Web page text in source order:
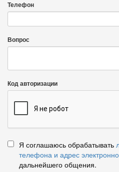
Телефон
Вопрос
Код авторизации
Я соглашаюсь обрабатывать
телефона и адрес
дальнейшего общения.